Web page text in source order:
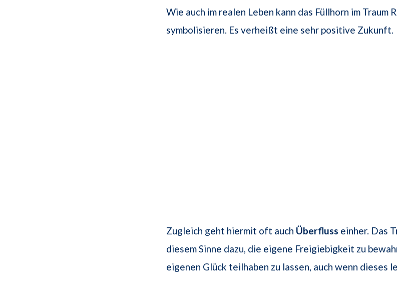
Wie auch im realen Leben kann das Füllhorn im Traum
symbolisieren. Es verheißt eine sehr positive Zukunft.
Zugleich geht hiermit oft auch Überfluss einher. Das
diesem Sinne dazu, die eigene Freigiebigkeit zu
eigenen Glück teilhaben zu lassen, auch wenn dieses